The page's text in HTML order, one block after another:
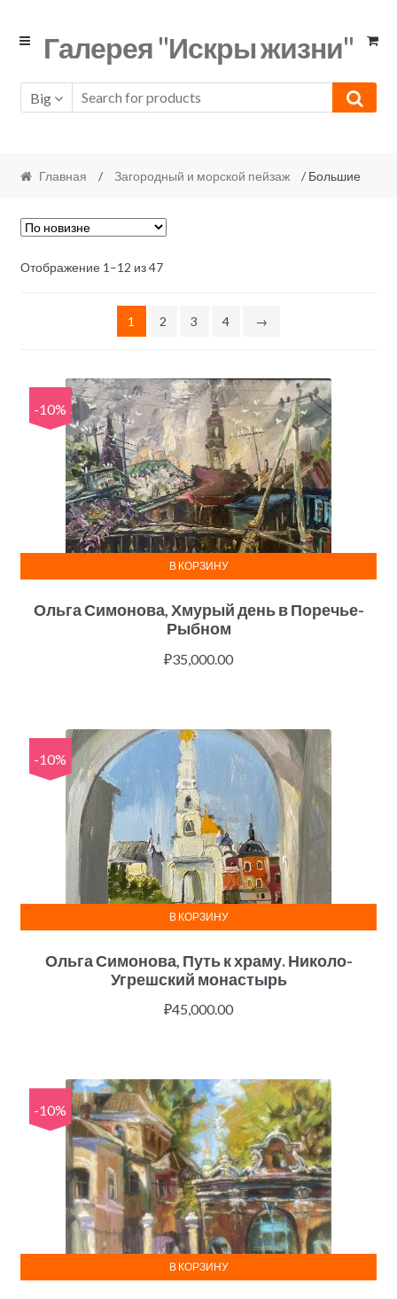
Skip
Skip Галерея "Искры жизни"
Big
Главная / Загородный и морской пейзаж / Большие
Отображение 1–12 из 47
1 2 3 4 →
-10%
Ольга Симонова, Хмурый день в Поречье-
Рыбном
₽35,000.00
В КОРЗИНУ
-10%
Ольга Симонова, Путь к храму. Николо-
Угрешский монастырь
₽45,000.00
В КОРЗИНУ
-10%
В КОРЗИНУ